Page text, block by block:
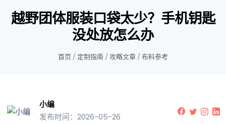
越野团体服装口袋太少？手机钥匙
没处放怎么办
首页 / 定制指南 / 攻略文章 / 布料参考
小编
发布时间：2026-05-26